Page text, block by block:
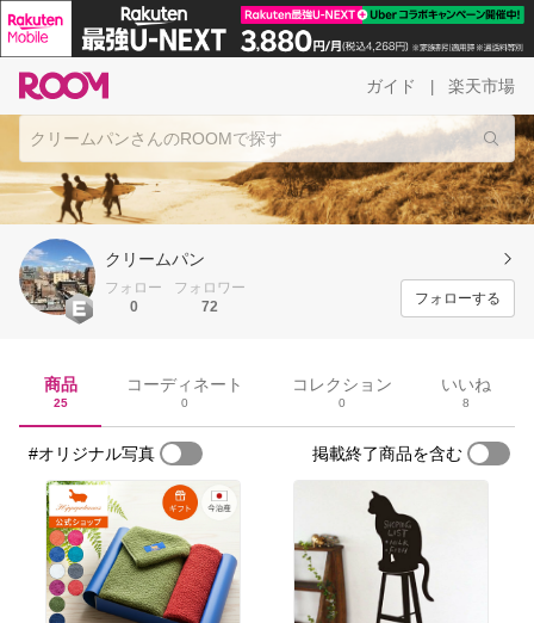
ガイド 楽天市場
クリームパン
フォロー
0
フォロワー
72
フォローする
商品
25
コーディネート
0
コレクション
0
いいね
8
#オリジナル写真 掲載終了商品を含む